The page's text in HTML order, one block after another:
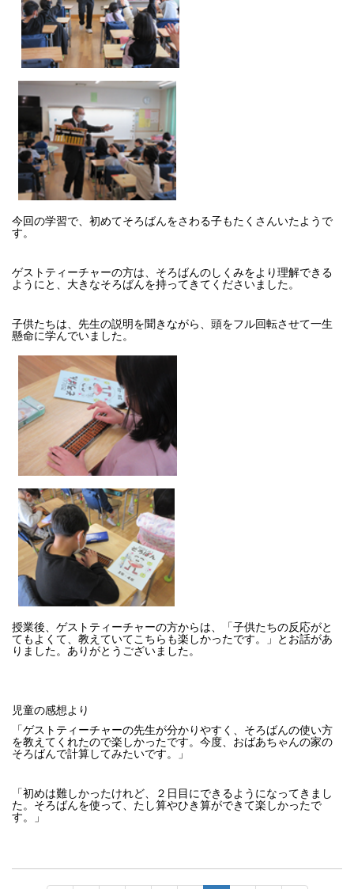
今回の学習で、初めてそろばんをさわる子もたくさんいたようで
す。
ゲストティーチャーの方は、そろばんのしくみをより理解できる
ようにと、大きなそろばんを持ってきてくださいました。
子供たちは、先生の説明を聞きながら、頭をフル回転させて一生
懸命に学んでいました。
授業後、ゲストティーチャーの方からは、「子供たちの反応がと
てもよくて、教えていてこちらも楽しかったです。」とお話があ
りました。ありがとうございました。
児童の感想より
「ゲストティーチャーの先生が分かりやすく、そろばんの使い方
を教えてくれたので楽しかったです。今度、おばあちゃんの家の
そろばんで計算してみたいです。」
「初めは難しかったけれど、２日目にできるようになってきまし
た。そろばんを使って、たし算やひき算ができて楽しかったで
す。」